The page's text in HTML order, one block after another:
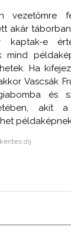
vezetőmre
akár
kaptak-e
mind
Ha
Vascsák
és
akit
díj